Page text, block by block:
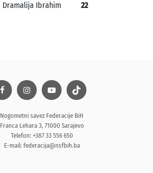
Dramalija Ibrahim 22
Nogometni savez Federacije BiH
Franca Lehara 3, 71000 Sarajevo
Telefon: +387 33 556 650
E-mail: federacija@nsfbih.ba